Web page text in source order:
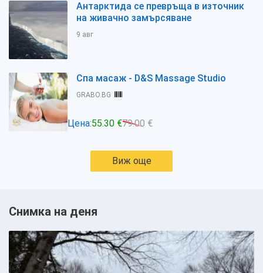
Антарктида се превръща в източник
на живачно замърсяване
9 авг
Спа масаж - D&S Massage Studio
GRABO.BG
Цена:55.30 €79.00 €
Виж още
Снимка на деня